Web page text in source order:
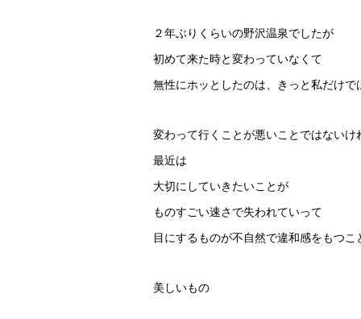
２年ぶりくらいの野沢温泉でしたが
初めて来た時と変わっていなくて
無性にホッとしたのは、きっと私だけ
変わって行くことが悪いことではないけ
最近は
大切にしていきたいことが
ものすごい速さで失われていって
目にするものが不自然で違和感をもつ
美しいもの